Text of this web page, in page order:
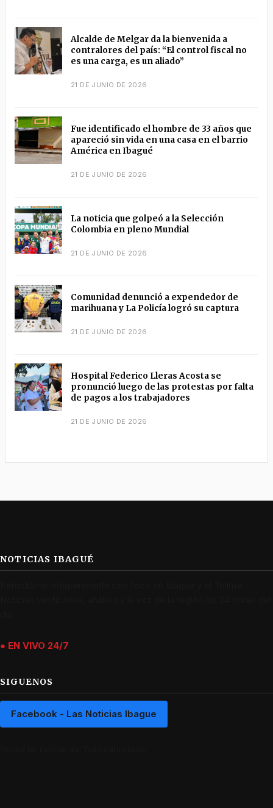
Alcalde de Melgar da la bienvenida a
contralores del país: “El control fiscal no
es una carga, es un aliado”
21 DE JUNIO DE 2026
Fue identificado el hombre de 33 años que
apareció sin vida en una casa en el barrio
América en Ibagué
21 DE JUNIO DE 2026
La noticia que golpeó a la Selección
Colombia en pleno Mundial
21 DE JUNIO DE 2026
Comunidad denunció a expendedor de
marihuana y La Policía logró su captura
21 DE JUNIO DE 2026
Hospital Federico Lleras Acosta se
pronunció luego de las protestas por falta
de pagos a los trabajadores
21 DE JUNIO DE 2026
NOTICIAS IBAGUÉ
● EN VIVO 24/7
SIGUENOS
Facebook - Las Noticias Ibague